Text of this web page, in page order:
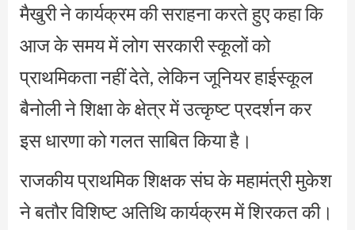
मैखुरी ने कार्यक्रम की सराहना करते हुए कहा कि
आज के समय में लोग सरकारी स्कूलों को
प्राथमिकता नहीं देते, लेकिन जूनियर हाईस्कूल
बैनोली ने शिक्षा के क्षेत्र में उत्कृष्ट प्रदर्शन कर
इस धारणा को गलत साबित किया है।
राजकीय प्राथमिक शिक्षक संघ के महामंत्री मुकेश
ने बतौर विशिष्ट अतिथि कार्यक्रम में शिरकत की।